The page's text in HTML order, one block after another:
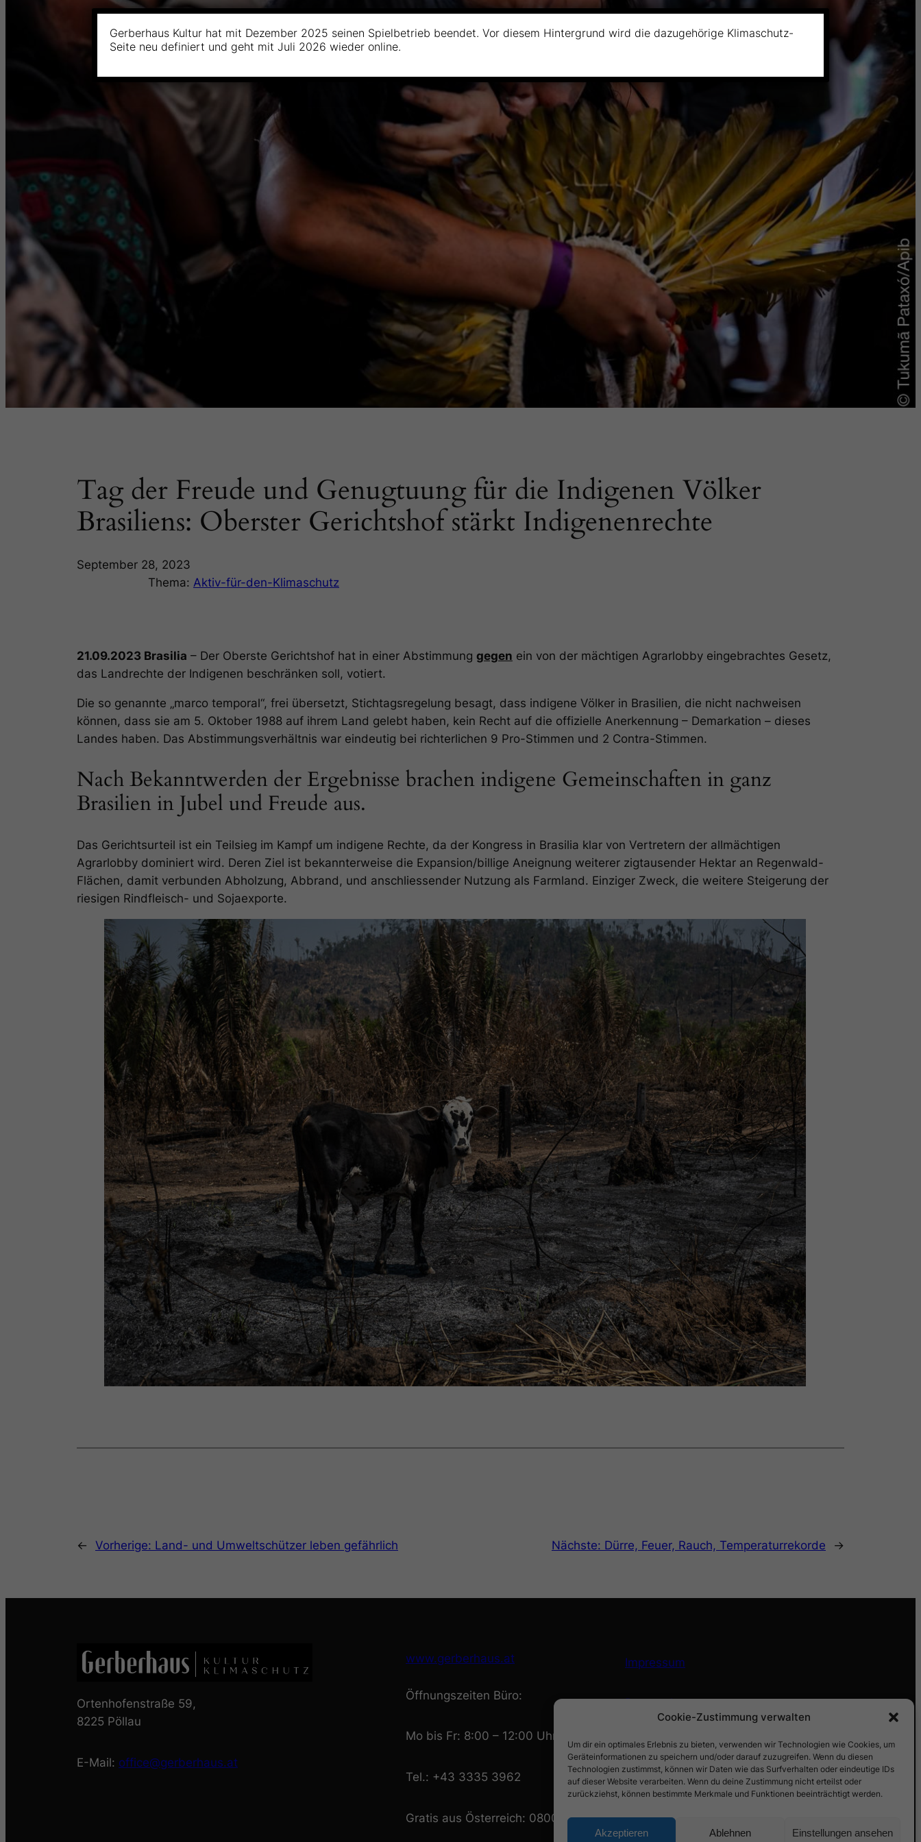
Cookie-Zustimmung verwalten
Um dir ein optimales Erlebnis zu bieten, verwenden wir Technologien wie Cookies, um
Geräteinformationen zu speichern und/oder darauf zuzugreifen. Wenn du diesen
Technologien zustimmst, können wir Daten wie das Surfverhalten oder eindeutige IDs
auf dieser Website verarbeiten. Wenn du deine Zustimmung nicht erteilst oder
zurückziehst, können bestimmte Merkmale und Funktionen beeinträchtigt werden.
Akzeptieren Ablehnen Einstellungen ansehen
Tag der Freude und Genugtuung für die Indigenen Völker
Brasiliens: Oberster Gerichtshof stärkt Indigenenrechte
September 28, 2023
Thema: Aktiv-für-den-Klimaschutz
21.09.2023 Brasilia – Der Oberste Gerichtshof hat in einer Abstimmung gegen ein von der mächtigen Agrarlobby eingebrachtes Gesetz,
das Landrechte der Indigenen beschränken soll, votiert.
Die so genannte „marco temporal“, frei übersetzt, Stichtagsregelung besagt, dass indigene Völker in Brasilien, die nicht nachweisen
können, dass sie am 5. Oktober 1988 auf ihrem Land gelebt haben, kein Recht auf die offizielle Anerkennung – Demarkation – dieses
Landes haben. Das Abstimmungsverhältnis war eindeutig bei richterlichen 9 Pro-Stimmen und 2 Contra-Stimmen.
Nach Bekanntwerden der Ergebnisse brachen indigene Gemeinschaften in ganz
Brasilien in Jubel und Freude aus.
Das Gerichtsurteil ist ein Teilsieg im Kampf um indigene Rechte, da der Kongress in Brasilia klar von Vertretern der allmächtigen
Agrarlobby dominiert wird. Deren Ziel ist bekannterweise die Expansion/billige Aneignung weiterer zigtausender Hektar an Regenwald-
Flächen, damit verbunden Abholzung, Abbrand, und anschliessender Nutzung als Farmland. Einziger Zweck, die weitere Steigerung der
riesigen Rindfleisch- und Sojaexporte.
← Vorherige: Land- und Umweltschützer leben gefährlich Nächste: Dürre, Feuer, Rauch, Temperaturrekorde →
Ortenhofenstraße 59,
8225 Pöllau
E-Mail: office@gerberhaus.at
www.gerberhaus.at
Öffnungszeiten Büro:
Mo bis Fr: 8:00 – 12:00 Uhr
Tel.: +43 3335 3962
Gratis aus Österreich: 0800 608 618
Impressum
Datenschutz
Gerberhaus Kultur hat mit Dezember 2025 seinen Spielbetrieb beendet. Vor diesem Hintergrund wird die dazugehörige Klimaschutz-
Seite neu definiert und geht mit Juli 2026 wieder online.